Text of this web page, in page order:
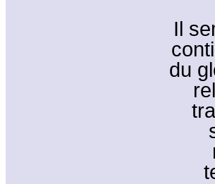
Il
du